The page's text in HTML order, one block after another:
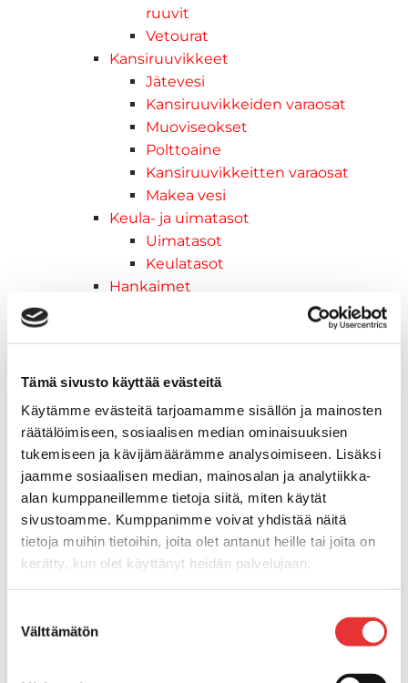
Tämä sivusto käyttää evästeitä
Käytämme evästeitä tarjoamamme sisällön ja mainosten
räätälöimiseen, sosiaalisen median ominaisuuksien
tukemiseen ja kävijämäärämme analysoimiseen. Lisäksi
jaamme sosiaalisen median, mainosalan ja analytiikka-
alan kumppaneillemme tietoja siitä, miten käytät
sivustoamme. Kumppanimme voivat yhdistää näitä
tietoja muihin tietoihin, joita olet antanut heille tai joita on
kerätty, kun olet käyttänyt heidän palvelujaan.
valinta
Välttämätön
ruuvit
Vetourat
Kansiruuvikkeet
Jätevesi
Kansiruuvikkeiden varaosat
Muoviseokset
Polttoaine
Kansiruuvikkeitten varaosat
Makea vesi
Keula- ja uimatasot
Uimatasot
Keulatasot
Hankaimet
Muovia
Venetuolit ja -tuolinjalat
Pöydät ja istuimet
Venetuolit
Tuolinjalat
Tuolit
Kansiluukut, ikkunat ja verhot
Verhot